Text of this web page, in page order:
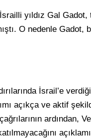
yıldız Gal
O nedenle Gadot,
İsrail’e
açıkça ve aktif
ardından,